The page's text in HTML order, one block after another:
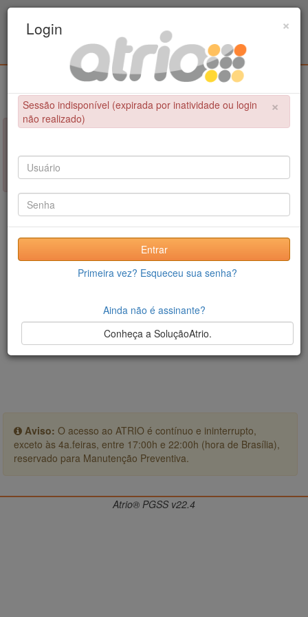
Educação Física / UPE - UFPB
×
NÃO FOI POSSÍVEL CONCLUIR A OPERAÇÃO
Sessão indisponível (expirada por inatividade ou login não
realizado)
Aviso: O acesso ao ATRIO é contínuo e ininterrupto,
exceto às 4a.feiras, entre 17:00h e 22:00h (hora de Brasília),
reservado para Manutenção Preventiva.
×
Login
×
Sessão indisponível (expirada por inatividade ou login
não realizado)
Entrar
Primeira vez? Esqueceu sua senha?
Ainda não é assinante?
Conheça a SoluçãoAtrio.
Atrio® PGSS v22.4